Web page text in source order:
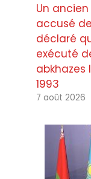
Un
accusé
déclaré
exécuté
abkhazes
1993
7 août 2026